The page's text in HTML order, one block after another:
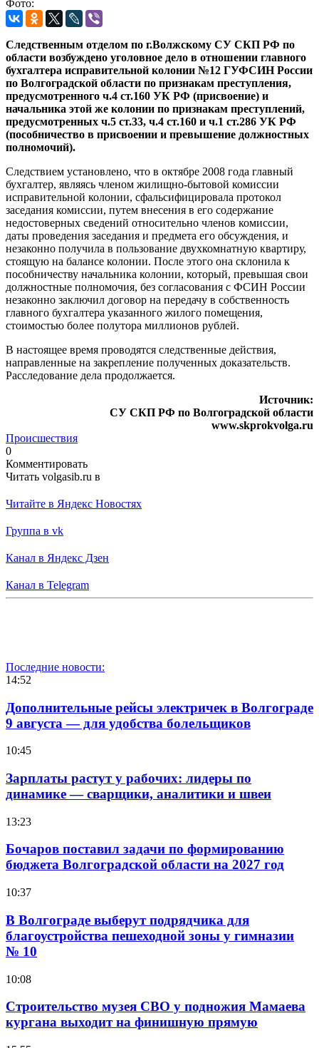
Фото:
Следственным отделом по г.Волжскому СУ СКП РФ по
области возбуждено уголовное дело в отношении главного
бухгалтера исправительной колонии №12 ГУФСИН России
по Волгоградской области по признакам преступления,
предусмотренного ч.4 ст.160 УК РФ (присвоение) и
начальника этой же колонии по признакам преступлений,
предусмотренных ч.5 ст.33, ч.4 ст.160 и ч.1 ст.286 УК РФ
(пособничество в присвоении и превышение должностных
полномочий).
Следствием установлено, что в октябре 2008 года главный
бухгалтер, являясь членом жилищно-бытовой комиссии
исправительной колонии, сфальсифицировала протокол
заседания комиссии, путем внесения в его содержание
недостоверных сведений относительно членов комиссии,
даты проведения заседания и предмета его обсуждения, и
незаконно получила в пользование двухкомнатную квартиру,
стоящую на балансе колонии. После этого она склонила к
пособничеству начальника колонии, который, превышая свои
должностные полномочия, без согласования с ФСИН России
незаконно заключил договор на передачу в собственность
главного бухгалтера указанного жилого помещения,
стоимостью более полутора миллионов рублей.
В настоящее время проводятся следственные действия,
направленные на закрепление полученных доказательств.
Расследование дела продолжается.
Источник:
СУ СКП РФ по Волгоградской области
www.skprokvolga.ru
Происшествия
0
Комментировать
Читать volgasib.ru в
Читайте в Яндекс Новостях
Группа в vk
Канал в Яндекс Дзен
Канал в Telegram
Последние новости:
14:52
Дополнительные рейсы электричек в Волгограде
9 августа — для удобства болельщиков
10:45
Зарплаты растут у рабочих: лидеры по
динамике — сварщики, аналитики и швеи
13:23
Бочаров поставил задачи по формированию
бюджета Волгоградской области на 2027 год
10:37
В Волгограде выберут подрядчика для
благоустройства пешеходной зоны у гимназии
№ 10
10:08
Строительство музея СВО у подножия Мамаева
кургана выходит на финишную прямую